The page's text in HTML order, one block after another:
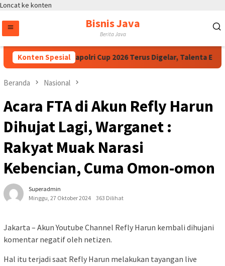
Loncat ke konten
Bisnis Java
Berita Java
Konten Spesial
Riza Dorong Kapolri Cup 2026 Terus Digelar, Talenta E-
Beranda Nasional
Acara FTA di Akun Refly Harun
Dihujat Lagi, Warganet :
Rakyat Muak Narasi
Kebencian, Cuma Omon-omon
Superadmin
Minggu, 27 Oktober 2024
363 Dilihat
Jakarta – Akun Youtube Channel Refly Harun kembali dihujani
komentar negatif oleh netizen.
Hal itu terjadi saat Refly Harun melakukan tayangan live